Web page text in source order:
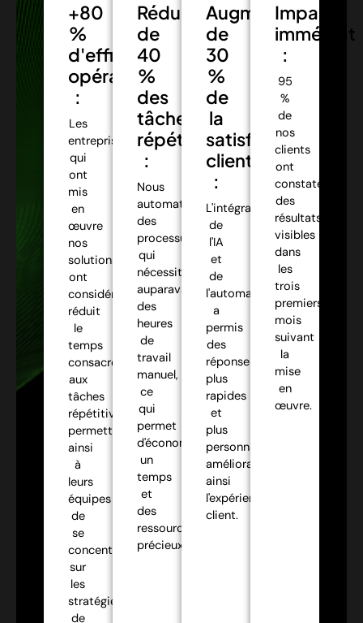
+80
%
d'efficacité
opérationnelle
:
Les
entreprises
qui
ont
mis
en
œuvre
nos
solutions
ont
considérablement
réduit
le
temps
consacré
aux
tâches
répétitives,
permettant
ainsi
à
leurs
équipes
de
se
concentrer
sur
les
stratégies
de
Réduction
de
40
%
des
tâches
répétitives
:
Nous
automatisons
des
processus
qui
nécessitaient
auparavant
des
heures
de
travail
manuel,
ce
qui
permet
d'économiser
un
temps
et
des
ressources
précieux.
Augmentation
de
30
%
de
la
satisfaction
client
:
L'intégration
de
l'IA
et
de
l'automatisation
a
permis
des
réponses
plus
rapides
et
plus
personnalisées,
améliorant
ainsi
l'expérience
client.
Impact
immédiat
:
95
%
de
nos
clients
ont
constaté
des
résultats
visibles
dans
les
trois
premiers
mois
suivant
la
mise
en
œuvre.